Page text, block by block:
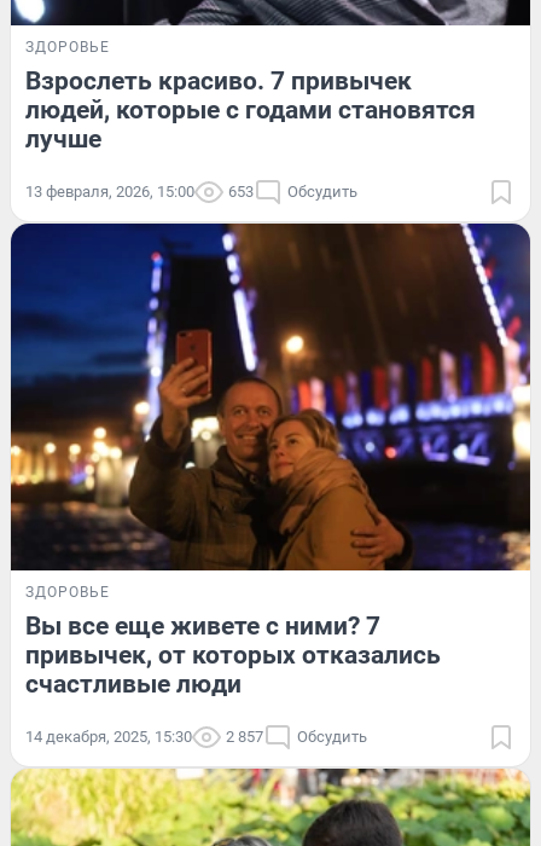
ЗДОРОВЬЕ
Взрослеть красиво. 7 привычек
людей, которые с годами становятся
лучше
13 февраля, 2026, 15:00 653 Обсудить
ЗДОРОВЬЕ
Вы все еще живете с ними? 7
привычек, от которых отказались
счастливые люди
14 декабря, 2025, 15:30 2 857 Обсудить